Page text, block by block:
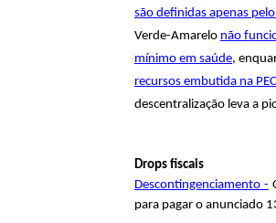
í
t
i
a
F
são definidas apenas
Verde-Amarelo não
mínimo em saúde,
recursos embutida na
descentralização leva a
Drops fiscais
Descontingenciamento -
para pagar o anunciado